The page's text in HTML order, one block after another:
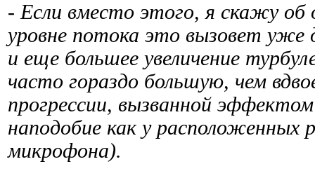
- Если вместо этого, я скажу
уровне потока это вызовет уже
и еще большее увеличение
часто гораздо большую, чем
прогрессии, вызванной
наподобие как у расположенных
микрофона).